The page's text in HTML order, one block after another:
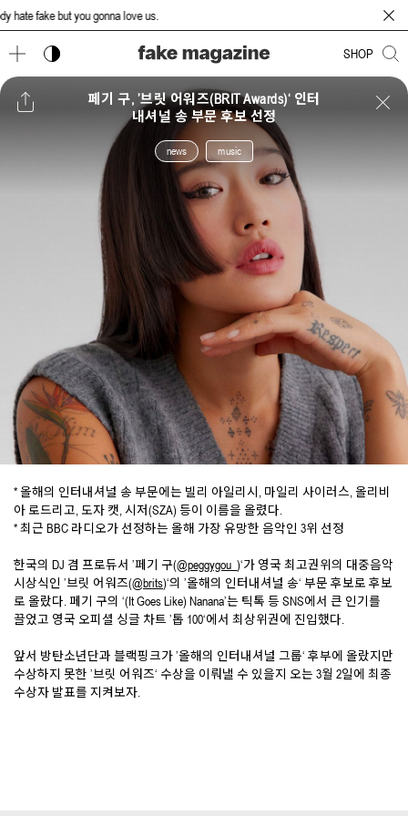
fake but you gonna love us.
다크 모드 토글 SHOP
페기 구, ’브릿 어워즈(BRIT Awards)‘ 인터
내셔널 송 부문 후보 선정
news music
* 올해의 인터내셔널 송 부문에는 빌리 아일리시, 마일리 사이러스, 올리비
아 로드리고, 도자 캣, 시저(SZA) 등이 이름을 올렸다.
* 최근 BBC 라디오가 선정하는 올해 가장 유망한 음악인 3위 선정
한국의 DJ 겸 프로듀서 ’페기 구(@peggygou_ )‘가 영국 최고권위의 대중음악
시상식인 ’브릿 어워즈(@brits)‘의 ’올해의 인터내셔널 송‘ 부문 후보로 후보
로 올랐다. 페기 구의 ‘(It Goes Like) Nanana’는 틱톡 등 SNS에서 큰 인기를
끌었고 영국 오피셜 싱글 차트 ’톱 100‘에서 최상위권에 진입했다.
앞서 방탄소년단과 블랙핑크가 ’올해의 인터내셔널 그룹‘ 후부에 올랐지만
수상하지 못한 ’브릿 어워즈‘ 수상을 이뤄낼 수 있을지 오는 3월 2일에 최종
수상자 발표를 지켜보자.